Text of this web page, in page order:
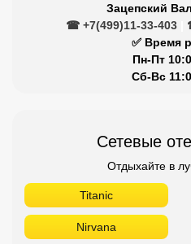
Зацепский
☎ +7(499)11-33-403
✅ Время
Пн-Пт
Сб-Вс
Сетевые
Отдыхайте в
Titanic
Nirvana